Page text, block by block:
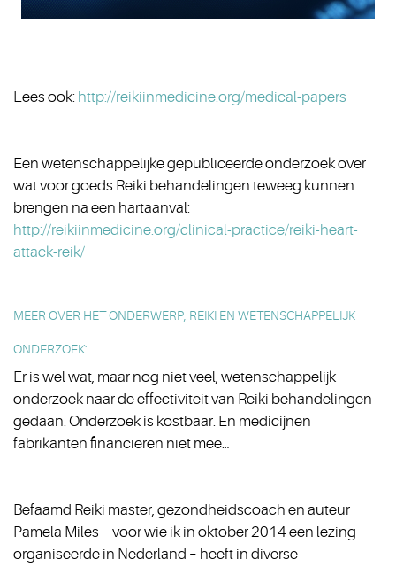
Lees ook: http://reikiinmedicine.org/medical-papers
Een wetenschappelijke gepubliceerde onderzoek over
wat voor goeds Reiki behandelingen teweeg kunnen
brengen na een hartaanval:
http://reikiinmedicine.org/clinical-practice/reiki-heart-
attack-reik/
MEER OVER HET ONDERWERP, REIKI EN WETENSCHAPPELIJK
ONDERZOEK:
Er is wel wat, maar nog niet veel, wetenschappelijk
onderzoek naar de effectiviteit van Reiki behandelingen
gedaan. Onderzoek is kostbaar. En medicijnen
fabrikanten financieren niet mee…
Befaamd Reiki master, gezondheidscoach en auteur
Pamela Miles – voor wie ik in oktober 2014 een lezing
organiseerde in Nederland – heeft in diverse